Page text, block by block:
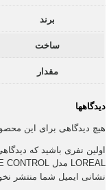
برند
ساخت
مقدار
دیدگاهها
هیچ دیدگاهی برای این
اولین نفری باشید که
LOREAL مدل SENSITIVE CONTROL”
نشانی ایمیل شما منتشر